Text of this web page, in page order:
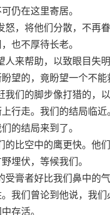
仍在这里寄居。
怒，将他们分散，不再
也不厚待长老。
人来帮助，以致眼目失
望的，竟盼望一个不能
我们的脚步像打猎的，
行走。我们的结局临近
的结局来到了。
的比空中的鹰更快。他
埋伏，等候我们。
受膏者好比我们鼻中的
我们曾论到他说，我们
存活。